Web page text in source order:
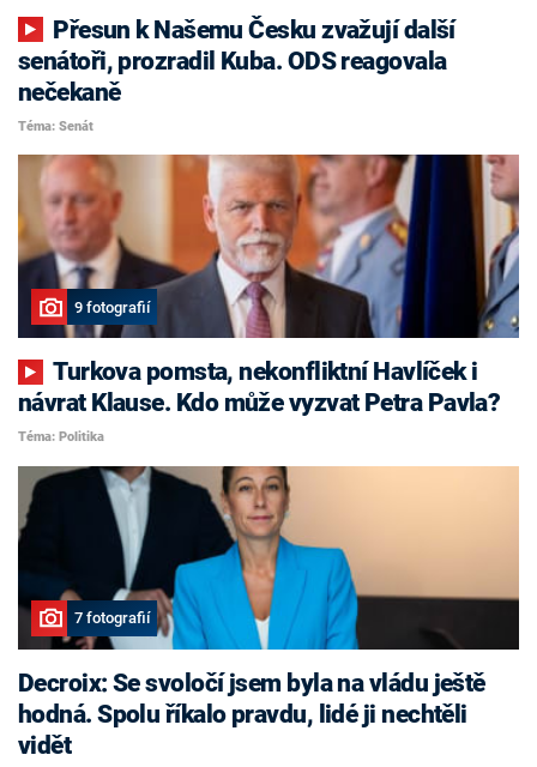
senátoři, prozradil Kuba. ODS reagovala
nečekaně
Téma: Senát
9 fotografií
Turkova pomsta, nekonfliktní Havlíček i
návrat Klause. Kdo může vyzvat Petra Pavla?
Téma: Politika
7 fotografií
Decroix: Se svoločí jsem byla na vládu ještě
hodná. Spolu říkalo pravdu, lidé ji nechtěli
vidět